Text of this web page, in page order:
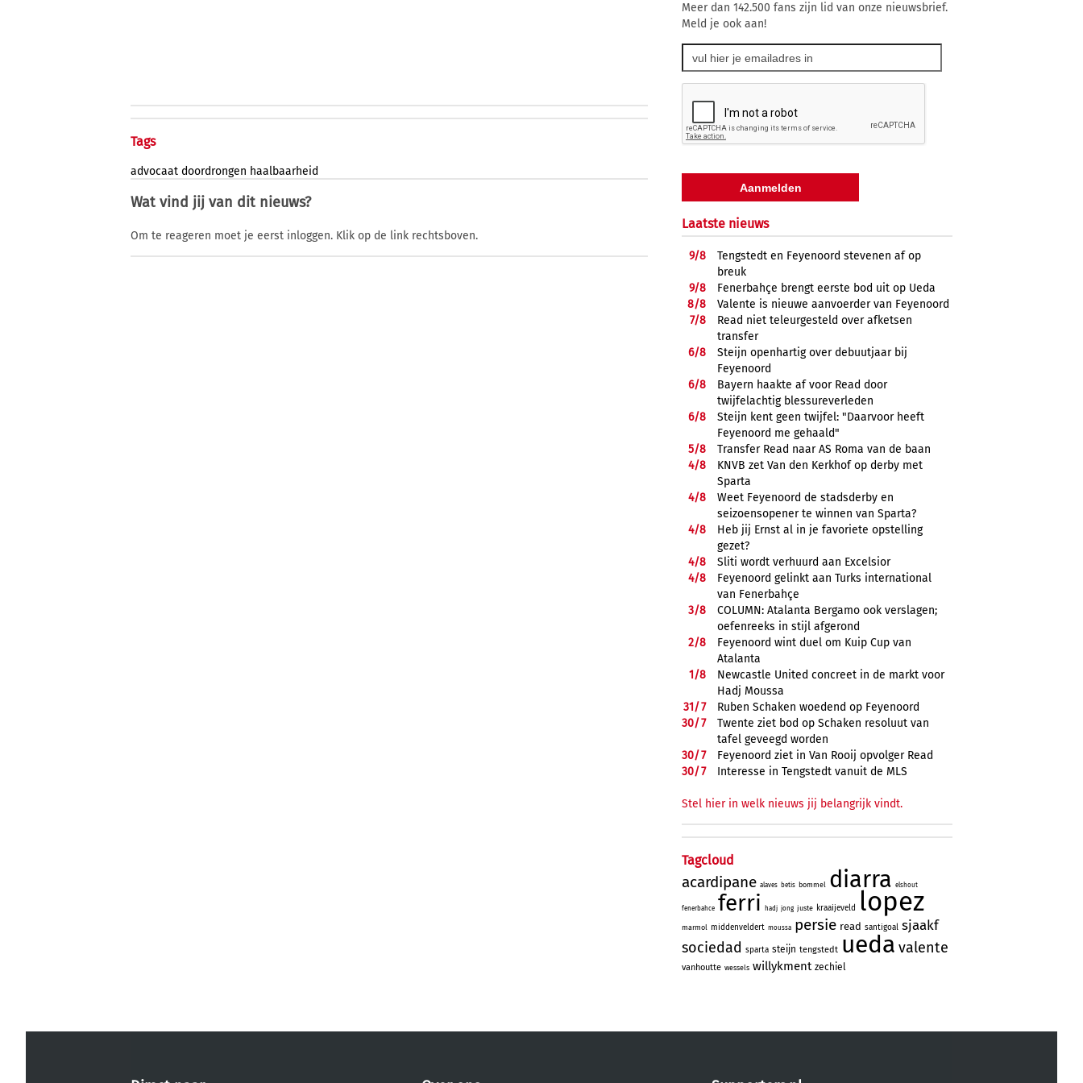
Tags
advocaat doordrongen haalbaarheid
Wat vind jij van dit nieuws?
Om te reageren moet je eerst inloggen. Klik op de link rechtsboven.
Meer dan 142.500 fans zijn lid van onze nieuwsbrief.
Meld je ook aan!
Laatste nieuws
9/8
Tengstedt en Feyenoord stevenen af op
breuk
9/8
Fenerbahçe brengt eerste bod uit op Ueda
8/8
Valente is nieuwe aanvoerder van Feyenoord
7/8
Read niet teleurgesteld over afketsen
transfer
6/8
Steijn openhartig over debuutjaar bij
Feyenoord
6/8
Bayern haakte af voor Read door
twijfelachtig blessureverleden
6/8
Steijn kent geen twijfel: "Daarvoor heeft
Feyenoord me gehaald"
5/8
Transfer Read naar AS Roma van de baan
4/8
KNVB zet Van den Kerkhof op derby met
Sparta
4/8
Weet Feyenoord de stadsderby en
seizoensopener te winnen van Sparta?
4/8
Heb jij Ernst al in je favoriete opstelling
gezet?
4/8
Sliti wordt verhuurd aan Excelsior
4/8
Feyenoord gelinkt aan Turks international
van Fenerbahçe
3/8
COLUMN: Atalanta Bergamo ook verslagen;
oefenreeks in stijl afgerond
2/8
Feyenoord wint duel om Kuip Cup van
Atalanta
1/8
Newcastle United concreet in de markt voor
Hadj Moussa
31/7
Ruben Schaken woedend op Feyenoord
30/7
Twente ziet bod op Schaken resoluut van
tafel geveegd worden
30/7
Feyenoord ziet in Van Rooij opvolger Read
30/7 Interesse in Tengstedt vanuit de MLS
Stel hier in welk nieuws jij belangrijk vindt.
Tagcloud
acardipane alaves betis bommel diarra elshout
fenerbahce ferri hadj jong juste kraaijeveld lopez
marmol middenveldert moussa persie read santigoal sjaakf
sociedad sparta steijn tengstedt ueda valente
vanhoutte wessels willykment zechiel